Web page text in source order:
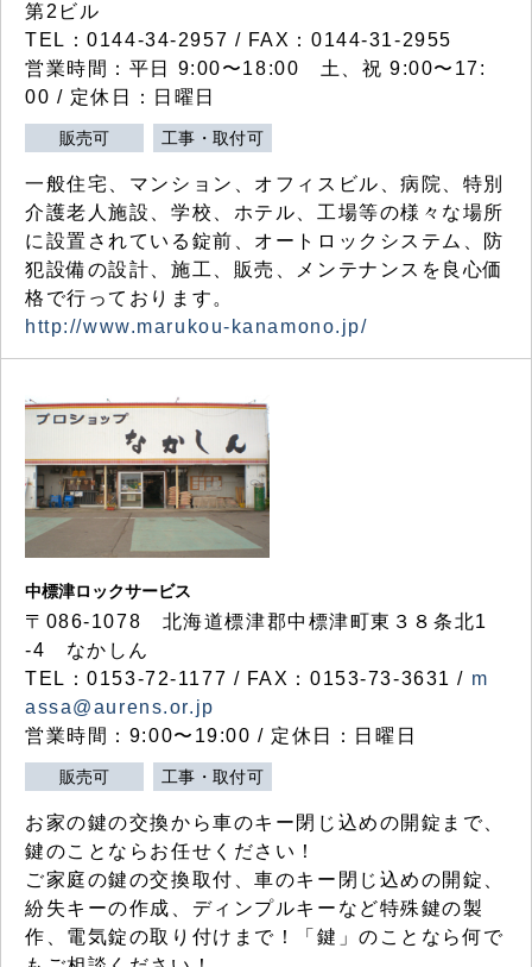
第2ビル
TEL：0144-34-2957 / FAX：0144-31-2955
営業時間：平日 9:00〜18:00 土、祝 9:00〜17:
00 / 定休日：日曜日
販売可 工事・取付可
一般住宅、マンション、オフィスビル、病院、特別
介護老人施設、学校、ホテル、工場等の様々な場所
に設置されている錠前、オートロックシステム、防
犯設備の設計、施工、販売、メンテナンスを良心価
格で行っております。
http://www.marukou-kanamono.jp/
中標津ロックサービス
〒086-1078 北海道標津郡中標津町東３８条北1
-4 なかしん
TEL：0153-72-1177 / FAX：0153-73-3631 / m
assa@aurens.or.jp
営業時間：9:00〜19:00 / 定休日：日曜日
販売可 工事・取付可
お家の鍵の交換から車のキー閉じ込めの開錠まで、
鍵のことならお任せください！
ご家庭の鍵の交換取付、車のキー閉じ込めの開錠、
紛失キーの作成、ディンプルキーなど特殊鍵の製
作、電気錠の取り付けまで！「鍵」のことなら何で